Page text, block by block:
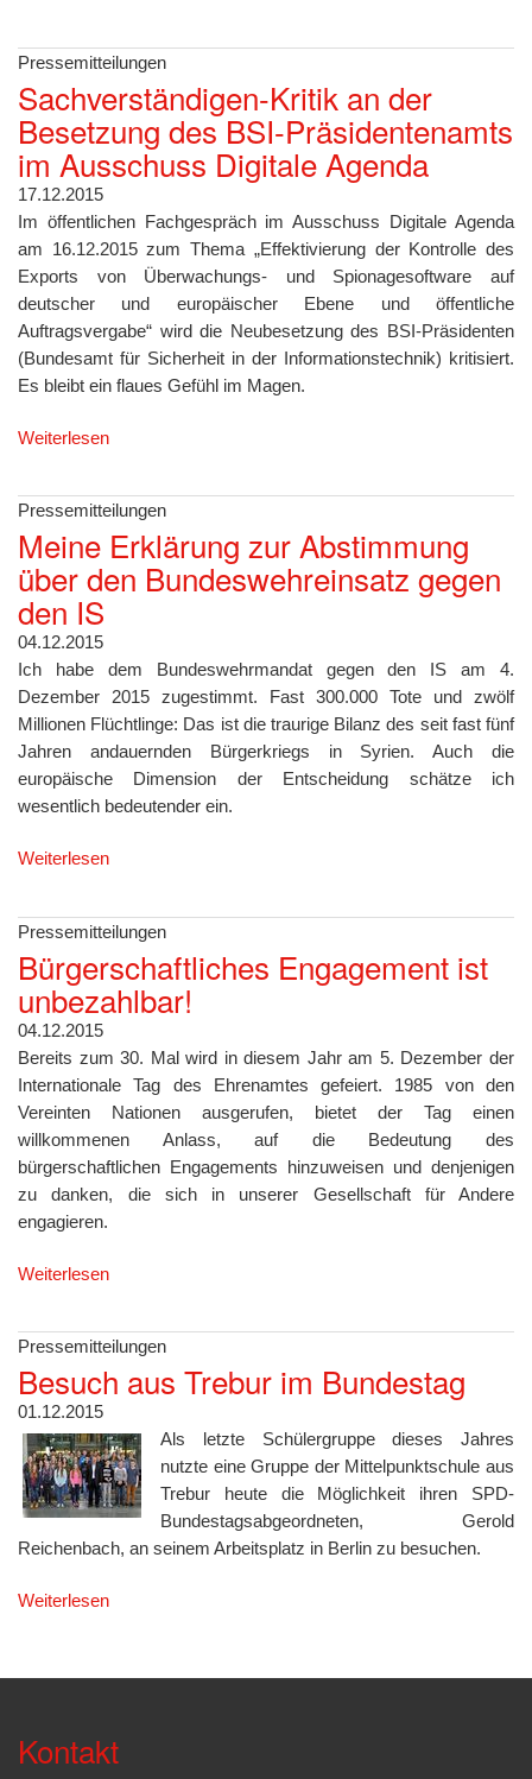
Pressemitteilungen
Sachverständigen-Kritik an der
Besetzung des BSI-Präsidentenamts
im Ausschuss Digitale Agenda
17.12.2015
Im öffentlichen Fachgespräch im Ausschuss Digitale Agenda
am 16.12.2015 zum Thema „Effektivierung der Kontrolle des
Exports von Überwachungs- und Spionagesoftware auf
deutscher und europäischer Ebene und öffentliche
Auftragsvergabe“ wird die Neubesetzung des BSI-Präsidenten
(Bundesamt für Sicherheit in der Informationstechnik) kritisiert.
Es bleibt ein flaues Gefühl im Magen.
Weiterlesen
Pressemitteilungen
Meine Erklärung zur Abstimmung
über den Bundeswehreinsatz gegen
den IS
04.12.2015
Ich habe dem Bundeswehrmandat gegen den IS am 4.
Dezember 2015 zugestimmt. Fast 300.000 Tote und zwölf
Millionen Flüchtlinge: Das ist die traurige Bilanz des seit fast fünf
Jahren andauernden Bürgerkriegs in Syrien. Auch die
europäische Dimension der Entscheidung schätze ich
wesentlich bedeutender ein.
Weiterlesen
Pressemitteilungen
Bürgerschaftliches Engagement ist
unbezahlbar!
04.12.2015
Bereits zum 30. Mal wird in diesem Jahr am 5. Dezember der
Internationale Tag des Ehrenamtes gefeiert. 1985 von den
Vereinten Nationen ausgerufen, bietet der Tag einen
willkommenen Anlass, auf die Bedeutung des
bürgerschaftlichen Engagements hinzuweisen und denjenigen
zu danken, die sich in unserer Gesellschaft für Andere
engagieren.
Weiterlesen
Pressemitteilungen
Besuch aus Trebur im Bundestag
01.12.2015
Als letzte Schülergruppe dieses Jahres
nutzte eine Gruppe der Mittelpunktschule aus
Trebur heute die Möglichkeit ihren SPD-
Bundestagsabgeordneten, Gerold
Reichenbach, an seinem Arbeitsplatz in Berlin zu besuchen.
Weiterlesen
Kontakt